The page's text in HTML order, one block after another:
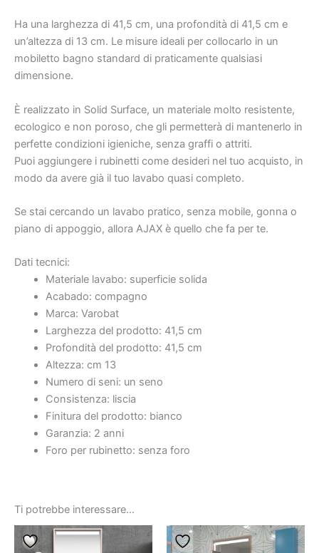
Ha una larghezza di 41,5 cm, una profondità di 41,5 cm e
un’altezza di 13 cm. Le misure ideali per collocarlo in un
mobiletto bagno standard di praticamente qualsiasi
dimensione.
È realizzato in Solid Surface, un materiale molto resistente,
ecologico e non poroso, che gli permetterà di mantenerlo in
perfette condizioni igieniche, senza graffi o attriti.
Puoi aggiungere i rubinetti come desideri nel tuo acquisto, in
modo da avere già il tuo lavabo quasi completo.
Se stai cercando un lavabo pratico, senza mobile, gonna o
piano di appoggio, allora AJAX è quello che fa per te.
Dati tecnici:
Materiale lavabo: superficie solida
Acabado: compagno
Marca: Varobat
Larghezza del prodotto: 41,5 cm
Profondità del prodotto: 41,5 cm
Altezza: cm 13
Numero di seni: un seno
Consistenza: liscia
Finitura del prodotto: bianco
Garanzia: 2 anni
Foro per rubinetto: senza foro
Ti potrebbe interessare…